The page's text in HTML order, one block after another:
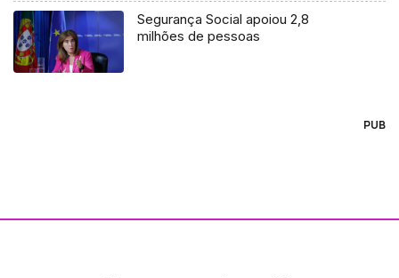
Segurança Social apoiou 2,8
milhões de pessoas
PUB